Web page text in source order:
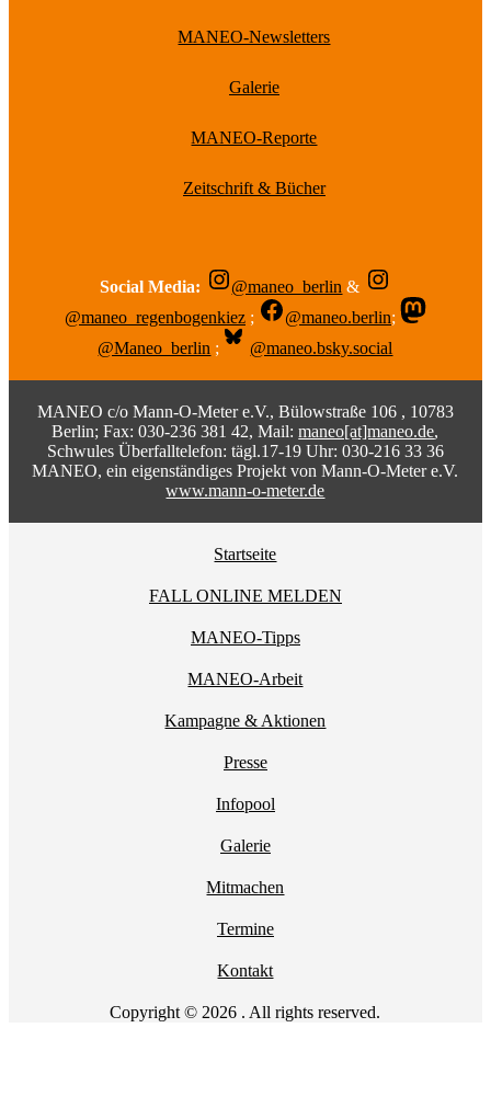
MANEO-Newsletters
Galerie
MANEO-Reporte
Zeitschrift & Bücher
Social Media: @maneo_berlin &
@maneo_regenbogenkiez ; @maneo.berlin;
@Maneo_berlin ; @maneo.bsky.social
MANEO c/o Mann-O-Meter e.V., Bülowstraße 106 , 10783
Berlin; Fax: 030-236 381 42, Mail:maneo[at]maneo.de,
Schwules Überfalltelefon: tägl.17-19 Uhr: 030-216 33 36
MANEO, ein eigenständiges Projekt von Mann-O-Meter e.V.
www.mann-o-meter.de
Startseite
FALL ONLINE MELDEN
MANEO-Tipps
MANEO-Arbeit
Kampagne & Aktionen
Presse
Infopool
Galerie
Mitmachen
Termine
Kontakt
Copyright © 2026 . All rights reserved.